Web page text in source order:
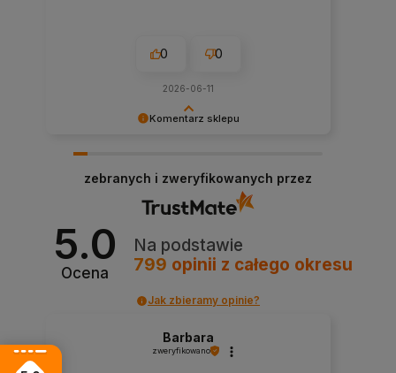
Komentarz sklepu
0 0
2026-06-11
zebranych i zweryfikowanych przez
5.0
Ocena
Na podstawie
799 opinii z całego okresu
Jak zbieramy opinie?
Barbara
zweryfikowano